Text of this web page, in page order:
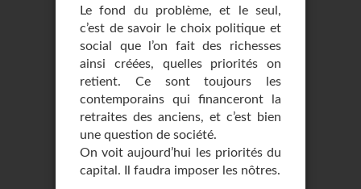
Le fond du problème, et le seul,
c’est de savoir le choix politique et
social que l’on fait des richesses
ainsi créées, quelles priorités on
retient. Ce sont toujours les
contemporains qui financeront la
retraites des anciens, et c’est bien
une question de société.
On voit aujourd’hui les priorités du
capital. Il faudra imposer les nôtres.